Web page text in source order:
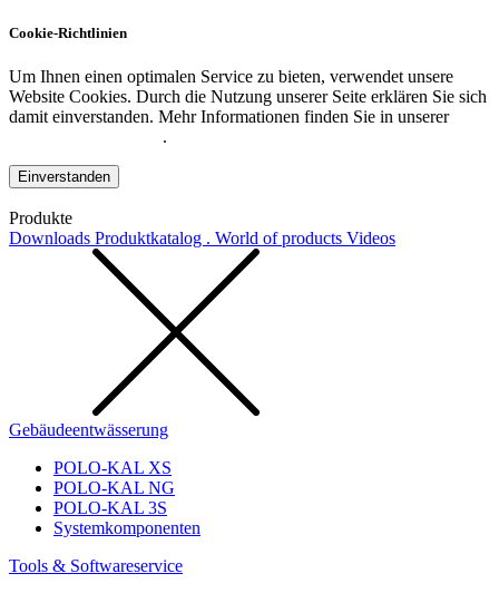
Cookie-Richtlinien
Um Ihnen einen optimalen Service zu bieten, verwendet unsere
Website Cookies. Durch die Nutzung unserer Seite erklären Sie sich
damit einverstanden. Mehr Informationen finden Sie in unserer
.
Einverstanden
Produkte
Downloads Produktkatalog . World of products Videos
Gebäudeentwässerung
POLO-KAL XS
POLO-KAL NG
POLO-KAL 3S
Systemkomponenten
Tools & Softwareservice